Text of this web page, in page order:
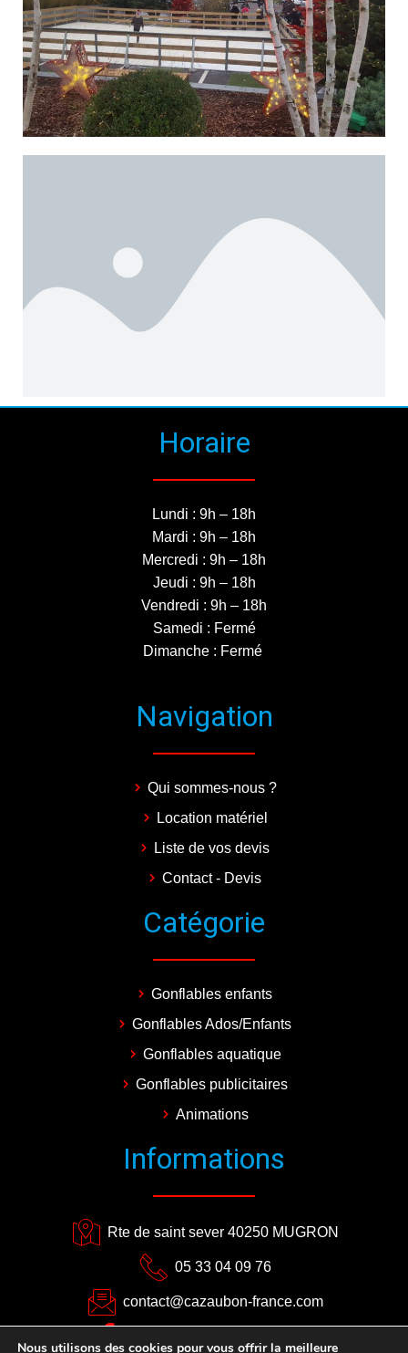
Horaire
Lundi : 9h – 18h
Mardi : 9h – 18h
Mercredi : 9h – 18h
Jeudi : 9h – 18h
Vendredi : 9h – 18h
Samedi : Fermé
Dimanche : Fermé
Navigation
Qui sommes-nous ?
Location matériel
Liste de vos devis
Contact - Devis
Catégorie
Gonflables enfants
Gonflables Ados/Enfants
Gonflables aquatique
Gonflables publicitaires
Animations
Informations
Rte de saint sever 40250 MUGRON
05 33 04 09 76
contact@cazaubon-france.com
Nous utilisons des cookies pour vous offrir la meilleure